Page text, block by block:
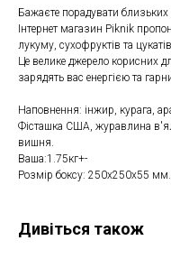
Бажаєте порадувати
Інтернет магазин Piknik
лукуму, сухофруктів та
Це велике джерело корисних
зарядять вас енергією та
Наповнення: інжир, курага,
Фісташка США, журавлина
вишня.
Ваша:1.75кг+-
Розмір боксу: 250х250х55 мм.
Дивіться також